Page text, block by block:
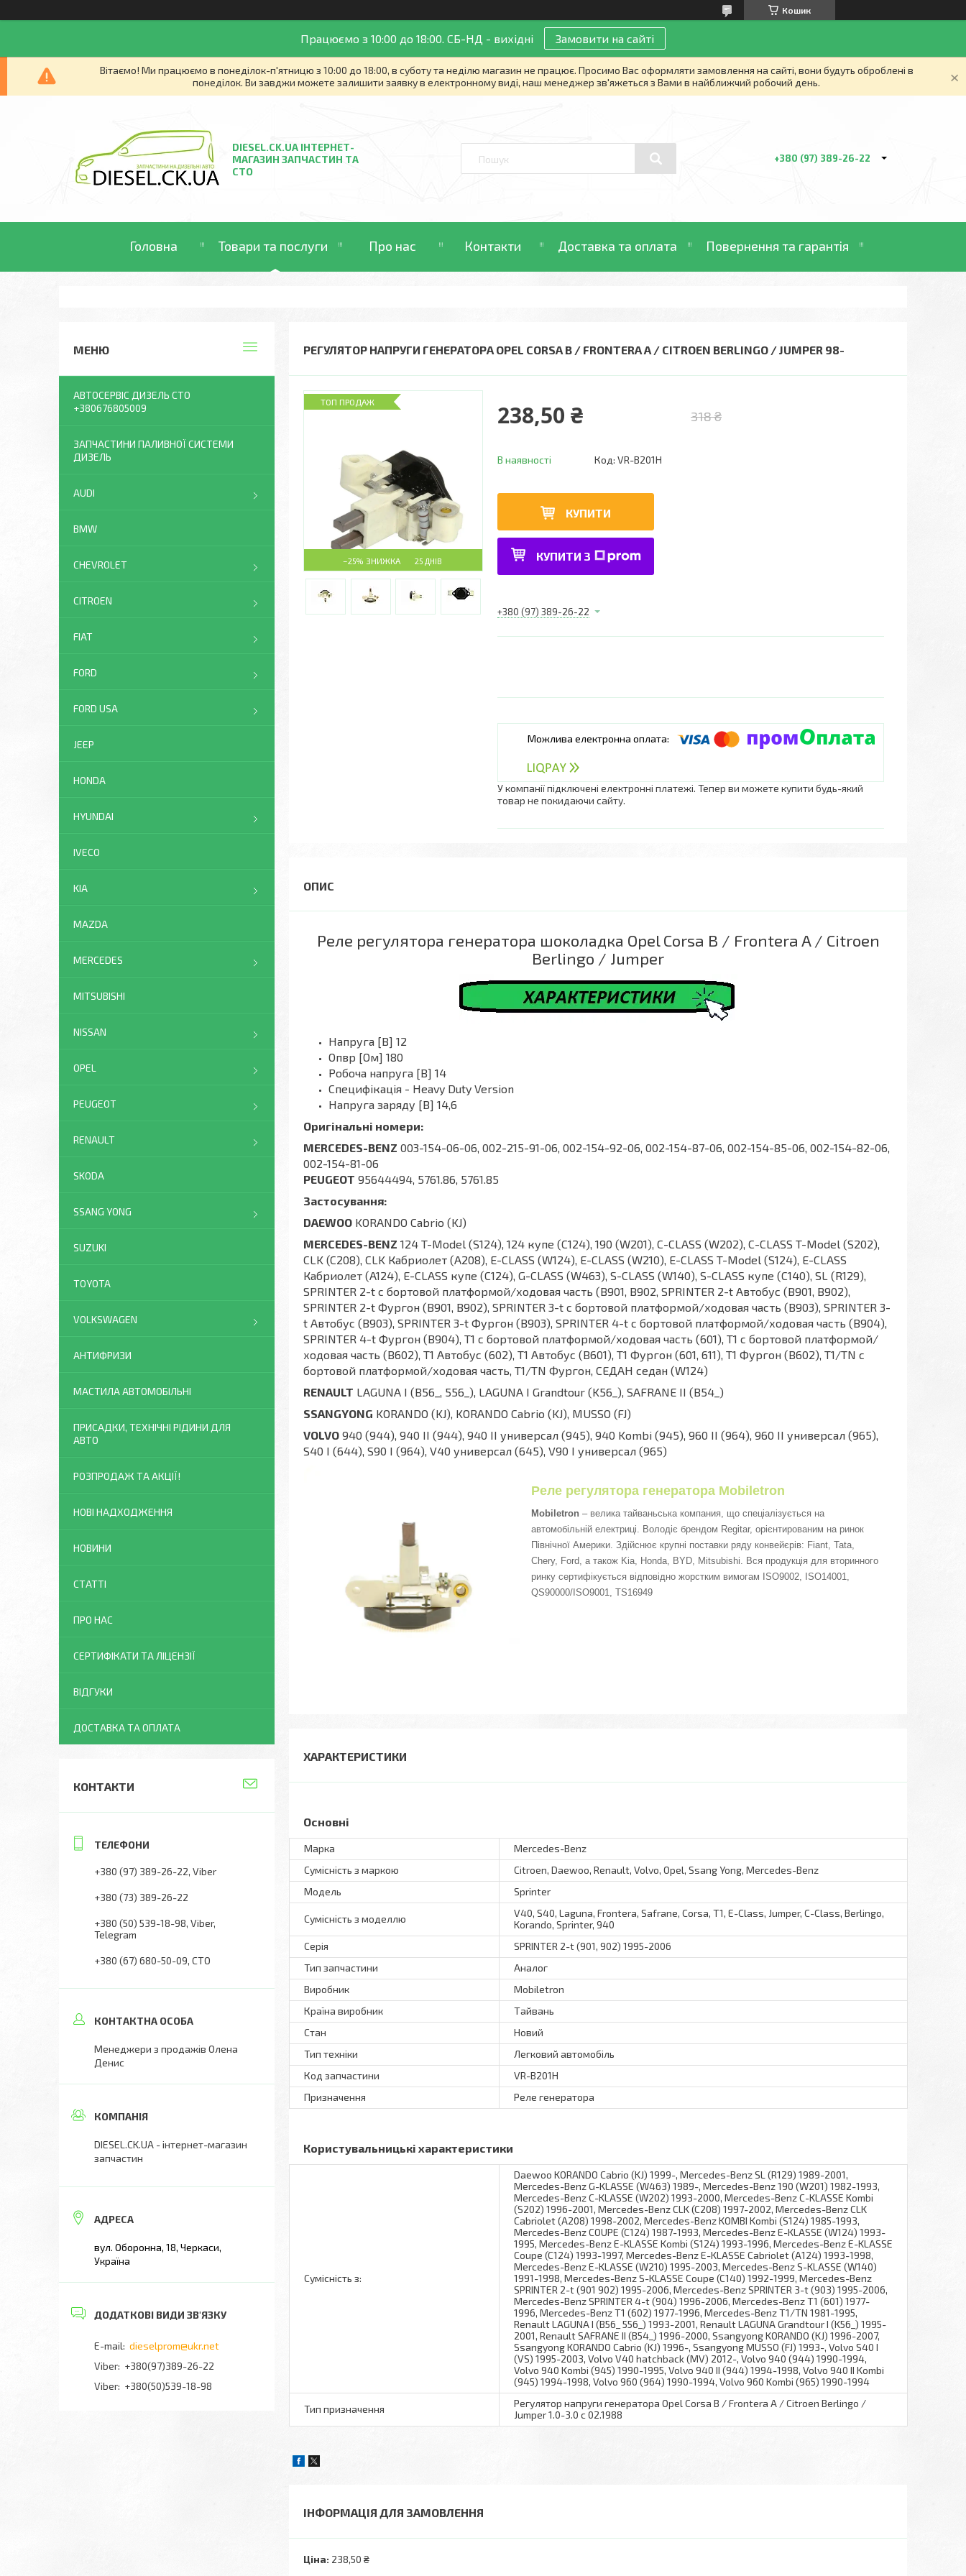
Кошик
Працюємо з 10:00 до 18:00. СБ-НД - вихідні Замовити на сайті
Вітаємо! Ми працюємо в понеділок-п'ятницю з 10:00 до 18:00, в суботу та неділю магазин не працює. Просимо Вас оформляти замовлення на сайті, вони будуть оброблені в
понеділок. Ви завджи можете залишити заявку в електронному виді, наш менеджер зв'яжеться з Вами в найближчий робочий день.
DIESEL.CK.UA ІНТЕРНЕТ-
МАГАЗИН ЗАПЧАСТИН ТА
СТО
+380 (97) 389-26-22
Головна Товари та послуги Про нас Контакти Доставка та оплата Повернення та гарантія
РЕГУЛЯТОР НАПРУГИ ГЕНЕРАТОРА OPEL CORSA B / FRONTERA A / CITROEN BERLINGO / JUMPER 98-
–25% 25 ДНІВ
ТОП ПРОДАЖ
318 ₴
238,50 ₴
В наявності Код: VR-B201H
КУПИТИ
КУПИТИ З
+380 (97) 389-26-22
У компанії підключені електронні платежі. Тепер ви можете купити будь-який
товар не покидаючи сайту.
Реле регулятора генератора шоколадка Opel Corsa B / Frontera A / Citroen
Berlingo / Jumper
Напруга [В] 12
Опвр [Ом] 180
Робоча напруга [В] 14
Специфікація - Heavy Duty Version
Напруга заряду [В] 14,6
Оригінальні номери:
MERCEDES-BENZ 003-154-06-06, 002-215-91-06, 002-154-92-06, 002-154-87-06, 002-154-85-06, 002-154-82-06,
002-154-81-06
PEUGEOT 95644494, 5761.86, 5761.85
Застосування:
DAEWOO KORANDO Cabrio (KJ)
MERCEDES-BENZ 124 T-Model (S124), 124 купе (C124), 190 (W201), C-CLASS (W202), C-CLASS T-Model (S202),
CLK (C208), CLK Кабриолет (A208), E-CLASS (W124), E-CLASS (W210), E-CLASS T-Model (S124), E-CLASS
Кабриолет (A124), E-CLASS купе (C124), G-CLASS (W463), S-CLASS (W140), S-CLASS купе (C140), SL (R129),
SPRINTER 2-t c бортовой платформой/ходовая часть (B901, B902, SPRINTER 2-t Автобус (B901, B902),
SPRINTER 2-t Фургон (B901, B902), SPRINTER 3-t c бортовой платформой/ходовая часть (B903), SPRINTER 3-
t Автобус (B903), SPRINTER 3-t Фургон (B903), SPRINTER 4-t c бортовой платформой/ходовая часть (B904),
SPRINTER 4-t Фургон (B904), T1 c бортовой платформой/ходовая часть (601), T1 c бортовой платформой/
ходовая часть (B602), T1 Автобус (602), T1 Автобус (B601), T1 Фургон (601, 611), T1 Фургон (B602), T1/TN c
бортовой платформой/ходовая часть, T1/TN Фургон, СЕДАН седан (W124)
RENAULT LAGUNA I (B56_, 556_), LAGUNA I Grandtour (K56_), SAFRANE II (B54_)
SSANGYONG KORANDO (KJ), KORANDO Cabrio (KJ), MUSSO (FJ)
VOLVO 940 (944), 940 II (944), 940 II универсал (945), 940 Kombi (945), 960 II (964), 960 II универсал (965),
S40 I (644), S90 I (964), V40 универсал (645), V90 I универсал (965)
Реле регулятора генератора Mobiletron
Mobiletron – велика тайваньська компания, що спеціалізується на
автомобільній електриці. Володіє брендом Regitar, орієнтированим на ринок
Північної Америки. Здійснює крупні поставки ряду конвейєрів: Fiant, Tata,
Chery, Ford, а також Kia, Honda, BYD, Mitsubishi. Вся продукція для вторинного
ринку сертифікується відповідно жорстким вимогам ISO9002, ISO14001,
QS90000/ISO9001, TS16949
ХАРАКТЕРИСТИКИ
Основні
Марка
Mercedes-Benz
Сумісність з маркою
Citroen, Daewoo, Renault, Volvo, Opel, Ssang Yong, Mercedes-Benz
Модель
Sprinter
Сумісність з моделлю
V40, S40, Laguna, Frontera, Safrane, Corsa, T1, E-Class, Jumper, C-Class, Berlingo,
Korando, Sprinter, 940
Серія
SPRINTER 2-t (901, 902) 1995-2006
Тип запчастини
Аналог
Виробник
Mobiletron
Країна виробник
Тайвань
Стан
Новий
Тип техніки
Легковий автомобіль
Код запчастини
VR-B201H
Призначення
Реле генератора
Користувальницькі характеристики
Сумісність з:
Daewoo KORANDO Cabrio (KJ) 1999-, Mercedes-Benz SL (R129) 1989-2001,
Mercedes-Benz G-KLASSE (W463) 1989-, Mercedes-Benz 190 (W201) 1982-1993,
Mercedes-Benz C-KLASSE (W202) 1993-2000, Mercedes-Benz C-KLASSE Kombi
(S202) 1996-2001, Mercedes-Benz CLK (C208) 1997-2002, Mercedes-Benz CLK
Cabriolet (A208) 1998-2002, Mercedes-Benz KOMBI Kombi (S124) 1985-1993,
Mercedes-Benz COUPE (C124) 1987-1993, Mercedes-Benz E-KLASSE (W124) 1993-
1995, Mercedes-Benz E-KLASSE Kombi (S124) 1993-1996, Mercedes-Benz E-KLASSE
Coupe (C124) 1993-1997, Mercedes-Benz E-KLASSE Cabriolet (A124) 1993-1998,
Mercedes-Benz E-KLASSE (W210) 1995-2003, Mercedes-Benz S-KLASSE (W140)
1991-1998, Mercedes-Benz S-KLASSE Coupe (C140) 1992-1999, Mercedes-Benz
SPRINTER 2-t (901 902) 1995-2006, Mercedes-Benz SPRINTER 3-t (903) 1995-2006,
Mercedes-Benz SPRINTER 4-t (904) 1996-2006, Mercedes-Benz T1 (601) 1977-
1996, Mercedes-Benz T1 (602) 1977-1996, Mercedes-Benz T1/TN 1981-1995,
Renault LAGUNA I (B56_ 556_) 1993-2001, Renault LAGUNA Grandtour I (K56_) 1995-
2001, Renault SAFRANE II (B54_) 1996-2000, Ssangyong KORANDO (KJ) 1996-2007,
Ssangyong KORANDO Cabrio (KJ) 1996-, Ssangyong MUSSO (FJ) 1993-, Volvo S40 I
(VS) 1995-2003, Volvo V40 hatchback (MV) 2012-, Volvo 940 (944) 1990-1994,
Volvo 940 Kombi (945) 1990-1995, Volvo 940 II (944) 1994-1998, Volvo 940 II Kombi
(945) 1994-1998, Volvo 960 (964) 1990-1994, Volvo 960 Kombi (965) 1990-1994
Тип призначення
Регулятор напруги генератора Opel Corsa B / Frontera A / Citroen Berlingo /
Jumper 1.0-3.0 c 02.1988
ІНФОРМАЦІЯ ДЛЯ ЗАМОВЛЕННЯ
Ціна: 238,50 ₴
АВТОСЕРВІС ДИЗЕЛЬ СТО
+380676805009
ЗАПЧАСТИНИ ПАЛИВНОЇ СИСТЕМИ
ДИЗЕЛЬ
AUDI
BMW
CHEVROLET
CITROEN
FIAT
FORD
FORD USA
JEEP
HONDA
HYUNDAI
IVECO
KIA
MAZDA
MERCEDES
MITSUBISHI
NISSAN
OPEL
PEUGEOT
RENAULT
SKODA
SSANG YONG
SUZUKI
TOYOTA
VOLKSWAGEN
АНТИФРИЗИ
МАСТИЛА АВТОМОБІЛЬНІ
ПРИСАДКИ, ТЕХНІЧНІ РІДИНИ ДЛЯ
АВТО
РОЗПРОДАЖ ТА АКЦІЇ!
НОВІ НАДХОДЖЕННЯ
НОВИНИ
СТАТТІ
ПРО НАС
СЕРТИФІКАТИ ТА ЛІЦЕНЗІЇ
ВІДГУКИ
ДОСТАВКА ТА ОПЛАТА
КОНТАКТИ
+380 (97) 389-26-22 Viber
+380 (73) 389-26-22
+380 (50) 539-18-98 Viber,
Telegram
+380 (67) 680-50-09 СТО
Менеджери з продажів Олена
Денис
DIESEL.CK.UA - інтернет-магазин
запчастин
вул. Оборонна, 18, Черкаси,
Україна
dieselprom@ukr.net
+380(97)389-26-22
Viber +380(50)539-18-98